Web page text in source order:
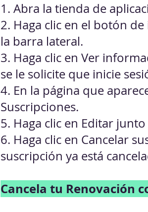
1. Abra la tienda de
2. Haga clic en el botón
la barra lateral.
3. Haga clic en Ver
se le solicite que inicie
4. En la página que
Suscripciones.
5. Haga clic en Editar
6. Haga clic en Cancelar
suscripción ya está
Cancela tu Renovación